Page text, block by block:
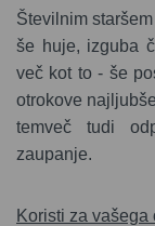
Številnim
še huje, izguba
več kot to - še
otrokove
temveč tudi
zaupanje.
Koristi za vašega